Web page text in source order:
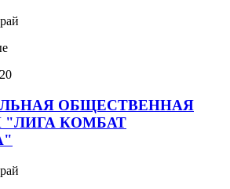
ОБЩЕСТВЕННАЯ
"ЛИГА КОМБАТ